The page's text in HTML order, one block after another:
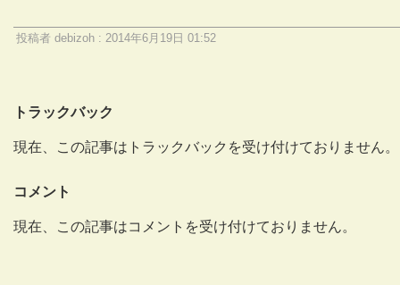
投稿者 debizoh : 2014年6月19日 01:52
トラックバック
現在、この記事はトラックバックを受け付けておりません。
コメント
現在、この記事はコメントを受け付けておりません。